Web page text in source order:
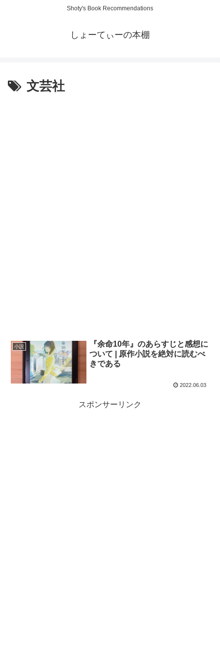
Shoty's Book Recommendations
しょーてぃーの本棚
文芸社
小説
『余命10年』のあらすじと感想に
ついて | 原作小説を絶対に読むべ
きである
2022.06.03
スポンサーリンク